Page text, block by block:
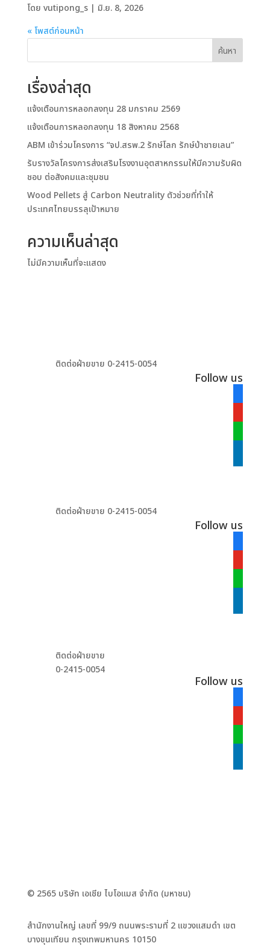
โดย vutipong_s| มิ.ย. 8, 2026
« โพสต์ก่อนหน้า
ค้นหา
เรื่องล่าสุด
แจ้งเตือนการหลอกลงทุน 28 มกราคม 2569
แจ้งเตือนการหลอกลงทุน 18 สิงหาคม 2568
ABM เข้าร่วมโครงการ “จป.สรพ.2 รักษ์โลก รักษ์ป่าชายเลน”
รับรางวัลโครงการส่งเสริมโรงงานอุตสาหกรรมให้มีความรับผิด
ชอบ ต่อสังคมและชุมชน
Wood Pellets สู่ Carbon Neutrality ตัวช่วยที่ทำให้
ประเทศไทยบรรลุเป้าหมาย
ความเห็นล่าสุด
ไม่มีความเห็นที่จะแสดง
ติดต่อฝ่ายขาย 0-2415-0054
Follow us
ติดต่อฝ่ายขาย 0-2415-0054
Follow us
ติดต่อฝ่ายขาย
0-2415-0054
Follow us
© 2565 บริษัท เอเชีย ไบโอแมส จำกัด (มหาชน)
สำนักงานใหญ่ เลขที่ 99/9 ถนนพระรามที่ 2 แขวงแสมดำ เขต
บางขุนเทียน กรุงเทพมหานคร 10150